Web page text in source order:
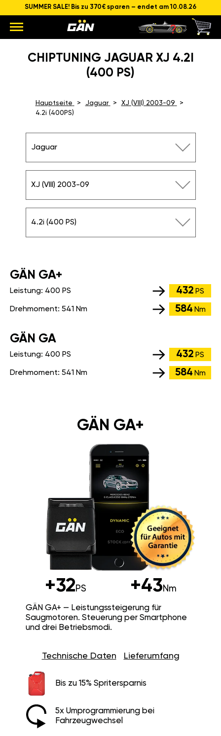
SUMMER SALE! Bis zu 370€ sparen – endet am 10.08.26
CHIPTUNING JAGUAR XJ 4.2I
(400 PS)
Hauptseite Jaguar
XJ (VIII) 2003-09
4.2i (400PS)
Jaguar
XJ (VIII) 2003-09
4.2i (400 PS)
GÄN GA+
Leistung: 400 PS 432 PS
Drehmoment: 541 Nm 584 Nm
GÄN GA
Leistung: 400 PS 432 PS
Drehmoment: 541 Nm 584 Nm
GÄN GA+
+32PS +43Nm
GÄN GA+ — Leistungssteigerung für
Saugmotoren. Steuerung per Smartphone
und drei Betriebsmodi.
Technische Daten Lieferumfang
Bis zu 15% Spritersparnis
5x Umprogrammierung bei
Fahrzeugwechsel